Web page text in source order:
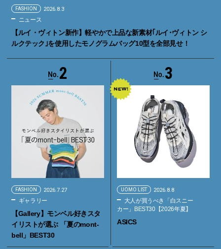
FASHION 2026.8.3
ニュース
【ルイ・ヴィトン新作】軽やかで上品な新素材｢ルイ･ヴィトン シ
ルクテック｣を使用したモノグラムバッグ10型を全部見せ！
2
FASHION 2026.7.27
ギャラリー
【Gallery】モンベル好きスタ
イリストが選ぶ 「夏のmont-
bell」BEST30
3
UOMO LIST 2026.8.8
大人が買うべき「白スニー
カー」BEST30【2026年夏】
ASICS